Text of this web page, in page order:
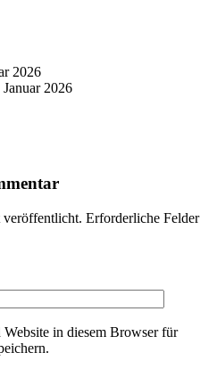
2026
Januar 2026
Erforderliche Felder
in diesem Browser für